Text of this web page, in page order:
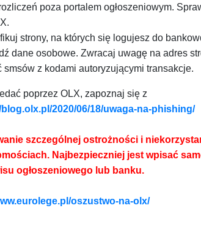
poza portalem ogłoszeniowym.
strony, na których się logujesz do
dane osobowe. Zwracaj uwagę na adres
smsów z kodami autoryzującymi transakcje.
poprzez OLX, zapoznaj się z
2020/06/18/uwaga-na-phishing/
szczególnej ostrożności i
Najbezpieczniej jest wpisać
ogłoszeniowego lub banku.
oszustwo-na-olx/